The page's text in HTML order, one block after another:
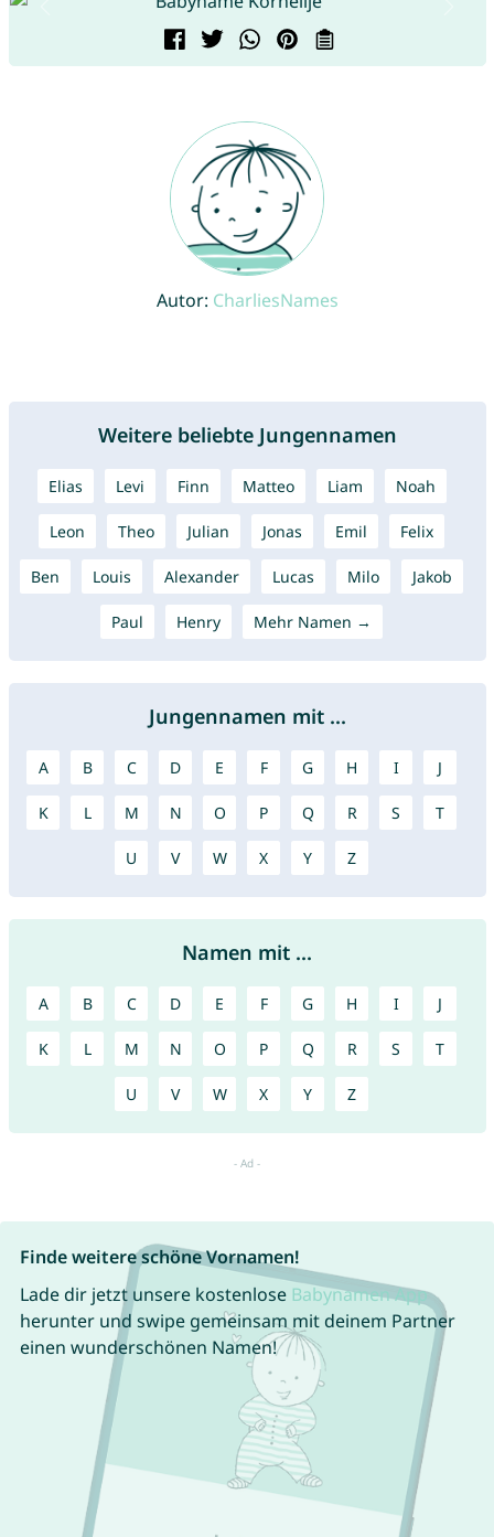
Autor: CharliesNames
Weitere beliebte Jungennamen
Elias Levi Finn Matteo Liam Noah
Leon Theo Julian Jonas Emil Felix
Ben Louis Alexander Lucas Milo Jakob
Paul Henry Mehr Namen →
Jungennamen mit ...
A B C D E F G H I J
K L M N O P Q R S T
U V W X Y Z
Namen mit ...
A B C D E F G H I J
K L M N O P Q R S T
U V W X Y Z
Finde weitere schöne Vornamen!
Lade dir jetzt unsere kostenlose Babynamen App
herunter und swipe gemeinsam mit deinem Partner
einen wunderschönen Namen!